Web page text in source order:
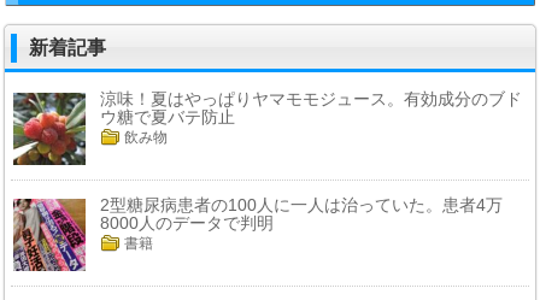
新着記事
涼味！夏はやっぱりヤマモモジュース。有効成分のブド
ウ糖で夏バテ防止
飲み物
2型糖尿病患者の100人に一人は治っていた。患者4万
8000人のデータで判明
書籍